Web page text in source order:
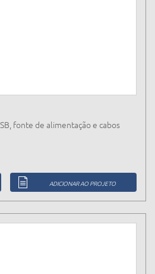
fonte de alimentação e cabos
ADICIONAR AO PROJETO